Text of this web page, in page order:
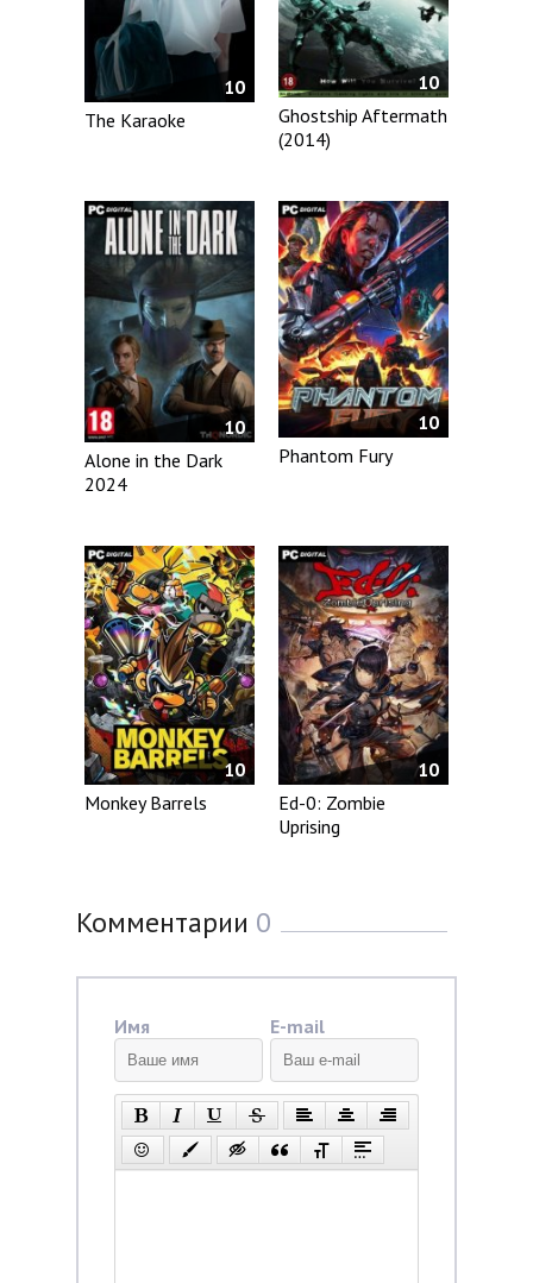
10
The Karaoke
10
Ghostship Aftermath
(2014)
10
Alone in the Dark
2024
10
Phantom Fury
10
Monkey Barrels
10
Ed-0: Zombie
Uprising
Комментарии 0
Имя E-mail